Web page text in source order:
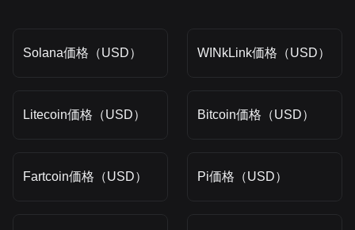
Solana価格（USD） WINkLink価格（USD）
Litecoin価格（USD） Bitcoin価格（USD）
Fartcoin価格（USD） Pi価格（USD）